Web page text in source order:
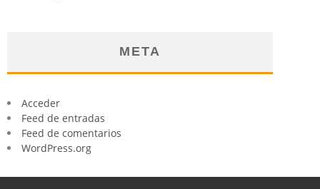
META
Acceder
Feed de entradas
Feed de comentarios
WordPress.org